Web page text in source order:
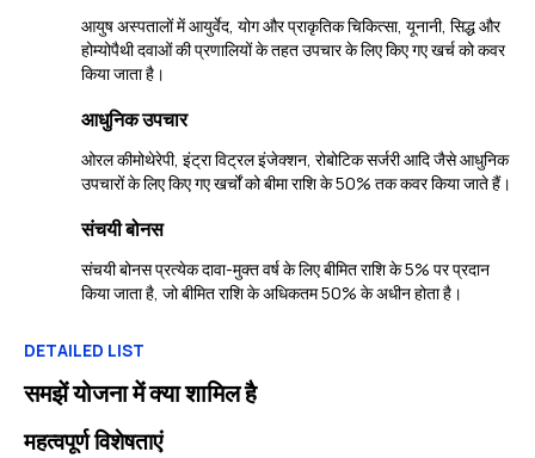
आयुष अस्पतालों में आयुर्वेद, योग और प्राकृतिक चिकित्सा, यूनानी, सिद्ध और
होम्योपैथी दवाओं की प्रणालियों के तहत उपचार के लिए किए गए खर्च को कवर
किया जाता है।
आधुनिक उपचार
ओरल कीमोथेरेपी, इंट्रा विट्रल इंजेक्शन, रोबोटिक सर्जरी आदि जैसे आधुनिक
उपचारों के लिए किए गए खर्चों को बीमा राशि के 50% तक कवर किया जाते हैं।
संचयी बोनस
संचयी बोनस प्रत्येक दावा-मुक्त वर्ष के लिए बीमित राशि के 5% पर प्रदान
किया जाता है, जो बीमित राशि के अधिकतम 50% के अधीन होता है।
DETAILED LIST
समझें योजना में क्या शामिल है
महत्वपूर्ण विशेषताएं